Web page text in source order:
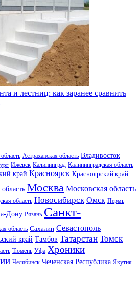
и лестниц: как заранее сравнить
Астраханская область Владивосток
Ижевск Калининград Калининградская область
край Красноярск Красноярский край
Москва Московская область
область Новосибирск Омск Пермь
Дону Рязань Санкт-
область Сахалин Севастополь
край Тамбов Татарстан Томск
Тюмень Уфа Хроники
Челябинск Чеченская Республика Якутия